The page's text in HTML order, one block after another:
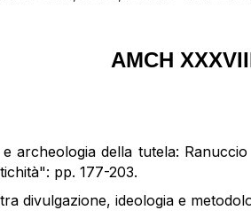
AMCH
archeologia della tutela:
pp. 177-203.
divulgazione, ideologia e